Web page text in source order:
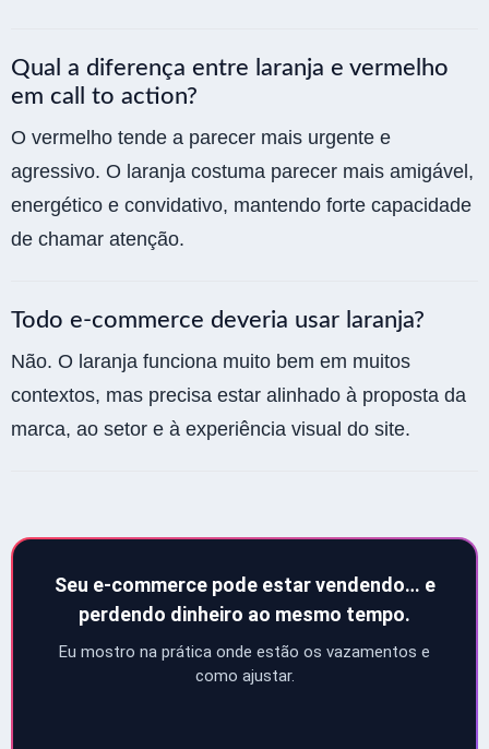
Qual a diferença entre laranja e vermelho
em call to action?
O vermelho tende a parecer mais urgente e
agressivo. O laranja costuma parecer mais amigável,
energético e convidativo, mantendo forte capacidade
de chamar atenção.
Todo e-commerce deveria usar laranja?
Não. O laranja funciona muito bem em muitos
contextos, mas precisa estar alinhado à proposta da
marca, ao setor e à experiência visual do site.
Seu e-commerce pode estar vendendo… e
perdendo dinheiro ao mesmo tempo.
Eu mostro na prática onde estão os vazamentos e
como ajustar.